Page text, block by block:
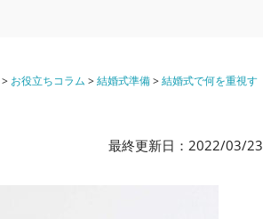
> お役立ちコラム >結婚式準備>結婚式で何を重視す
最終更新日：2022/03/23